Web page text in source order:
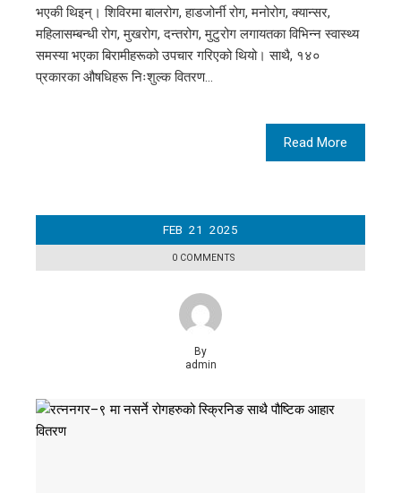
भएकी थिइन्। शिविरमा बालरोग, हाडजोर्नी रोग, मनोरोग, क्यान्सर,
महिलासम्बन्धी रोग, मुखरोग, दन्तरोग, मुटुरोग लगायतका विभिन्न स्वास्थ्य
समस्या भएका बिरामीहरूको उपचार गरिएको थियो। साथै, १४०
प्रकारका औषधिहरू निःशुल्क वितरण…
Read More
FEB 21 2025
0 COMMENTS
By
admin